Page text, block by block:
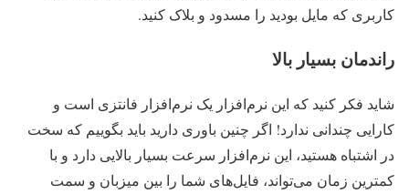
کاربری که مایل بودید را مسدود و بلاک کنید.
راندمان بسیار بالا
شاید فکر کنید که این نرم‌افزار یک نرم‌افزار فانتزی است و
کارایی چندانی ندارد! اگر چنین باوری دارید باید بگوییم که سخت
در اشتباه هستید، این نرم‌افزار سرعت بسیار بالایی دارد و با
کمترین زمان می‌تواند، فایل‌های شما را بین میزبان و سمت